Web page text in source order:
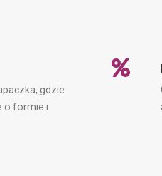
gdzie
o formie i